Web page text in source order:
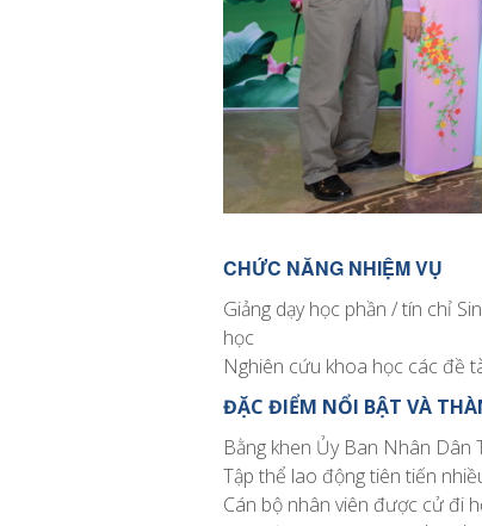
CHỨC NĂNG NHIỆM VỤ
Giảng dạy học phần / tín chỉ
học
Nghiên cứu khoa học các đề
ĐẶC ĐIỂM NỔI BẬT VÀ
Bằng khen Ủy Ban Nhân Dân
Tập thể lao động tiên tiến
Cán bộ nhân viên được cử đi